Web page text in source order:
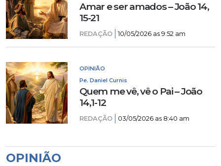
Amar e ser amados – João 14,
15-21
REDAÇÃO 10/05/2026 as 9:52 am
OPINIÃO
Pe. Daniel Curnis
Quem me vê, vê o Pai – João
14,1-12
REDAÇÃO 03/05/2026 as 8:40 am
OPINIÃO